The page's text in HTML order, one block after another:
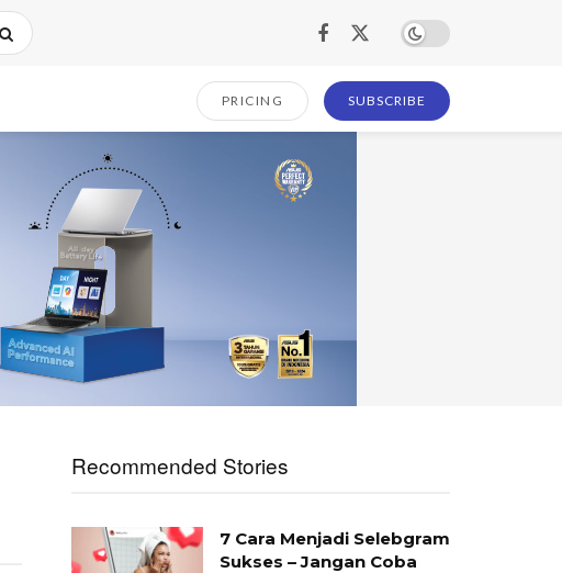
PRICING SUBSCRIBE
Recommended Stories
7 Cara Menjadi Selebgram
Sukses – Jangan Coba